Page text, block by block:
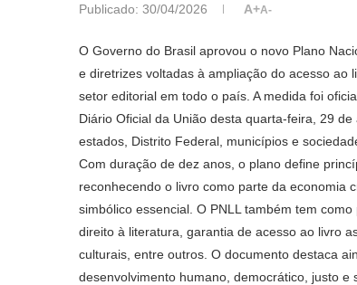
Publicado: 30/04/2026 A+A-
O Governo do Brasil aprovou o novo Plano
e diretrizes voltadas à ampliação do acesso
setor editorial em todo o país. A medida foi
Diário Oficial da União desta quarta-feira, 29
estados, Distrito Federal, municípios e
Com duração de dez anos, o plano define
reconhecendo o livro como parte da economia
simbólico essencial. O PNLL também tem
direito à literatura, garantia de acesso ao livro
culturais, entre outros. O documento destaca
desenvolvimento humano, democrático, justo e